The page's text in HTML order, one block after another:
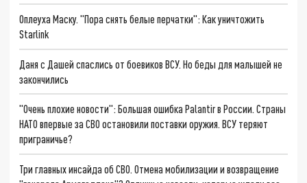
Оплеуха Маску. "Пора снять белые перчатки": Как уничтожить
Starlink
Даня с Дашей спаслись от боевиков ВСУ. Но беды для малышей не
закончились
"Очень плохие новости": Большая ошибка Palantir в России. Страны
НАТО впервые за СВО остановили поставки оружия. ВСУ теряют
приграничье?
Три главных инсайда об СВО. Отмена мобилизации и возвращение